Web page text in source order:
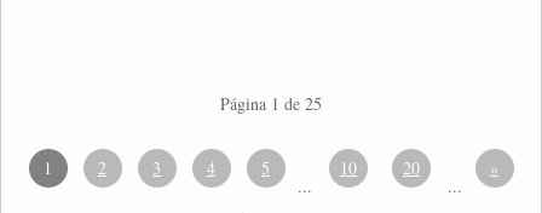
Página 1 de 25
1 2 3 4 5
...
10 20
...
»